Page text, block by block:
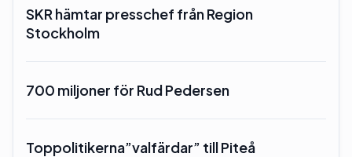
SKR hämtar presschef från Region
Stockholm
700 miljoner för Rud Pedersen
Toppolitikerna”valfärdar” till Piteå